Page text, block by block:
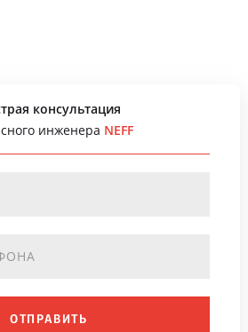
консультация
инженера NEFF
ОТПРАВИТЬ